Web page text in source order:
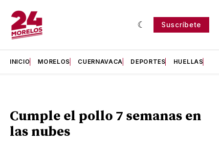
Suscríbete
INICIO MORELOS CUERNAVACA DEPORTES HUELLAS
Cumple el pollo 7 semanas en
las nubes